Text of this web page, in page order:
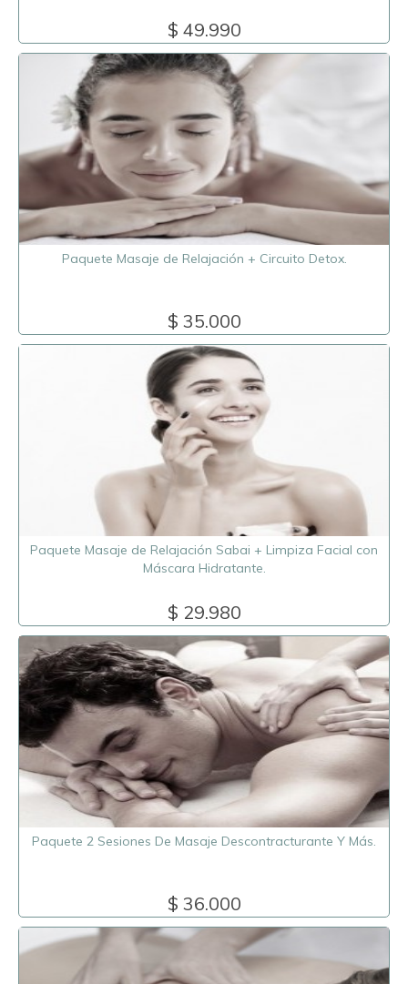
$ 49.990
Paquete Masaje de Relajación + Circuito Detox.
$ 35.000
Paquete Masaje de Relajación Sabai + Limpiza Facial con
Máscara Hidratante.
$ 29.980
Paquete 2 Sesiones De Masaje Descontracturante Y Más.
$ 36.000